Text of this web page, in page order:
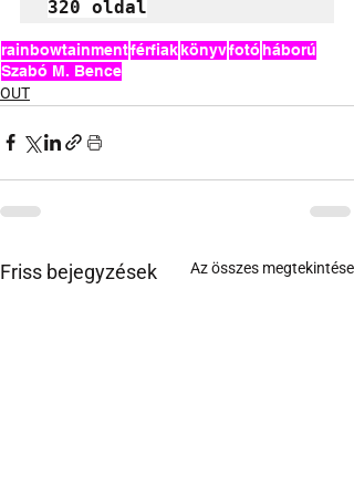
320 oldal
rainbowtainmentférfiakkönyvfotóháború
Szabó M. Bence
OUT
Friss bejegyzések Az összes megtekintése